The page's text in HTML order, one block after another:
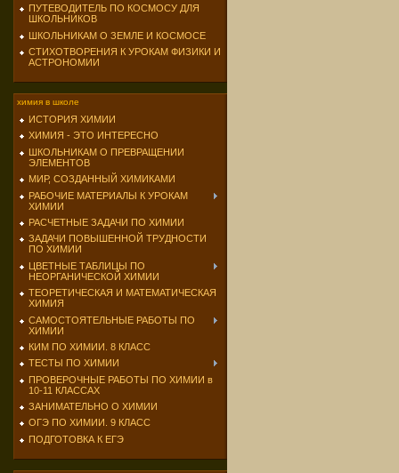
ПУТЕВОДИТЕЛЬ ПО КОСМОСУ ДЛЯ
ШКОЛЬНИКОВ
ШКОЛЬНИКАМ О ЗЕМЛЕ И КОСМОСЕ
СТИХОТВОРЕНИЯ К УРОКАМ ФИЗИКИ И
АСТРОНОМИИ
химия в школе
ИСТОРИЯ ХИМИИ
ХИМИЯ - ЭТО ИНТЕРЕСНО
ШКОЛЬНИКАМ О ПРЕВРАЩЕНИИ
ЭЛЕМЕНТОВ
МИР, СОЗДАННЫЙ ХИМИКАМИ
РАБОЧИЕ МАТЕРИАЛЫ К УРОКАМ
ХИМИИ
РАСЧЕТНЫЕ ЗАДАЧИ ПО ХИМИИ
ЗАДАЧИ ПОВЫШЕННОЙ ТРУДНОСТИ
ПО ХИМИИ
ЦВЕТНЫЕ ТАБЛИЦЫ ПО
НЕОРГАНИЧЕСКОЙ ХИМИИ
ТЕОРЕТИЧЕСКАЯ И МАТЕМАТИЧЕСКАЯ
ХИМИЯ
САМОСТОЯТЕЛЬНЫЕ РАБОТЫ ПО
ХИМИИ
КИМ ПО ХИМИИ. 8 КЛАСС
ТЕСТЫ ПО ХИМИИ
ПРОВЕРОЧНЫЕ РАБОТЫ ПО ХИМИИ в
10-11 КЛАССАХ
ЗАНИМАТЕЛЬНО О ХИМИИ
ОГЭ ПО ХИМИИ. 9 КЛАСС
ПОДГОТОВКА К ЕГЭ